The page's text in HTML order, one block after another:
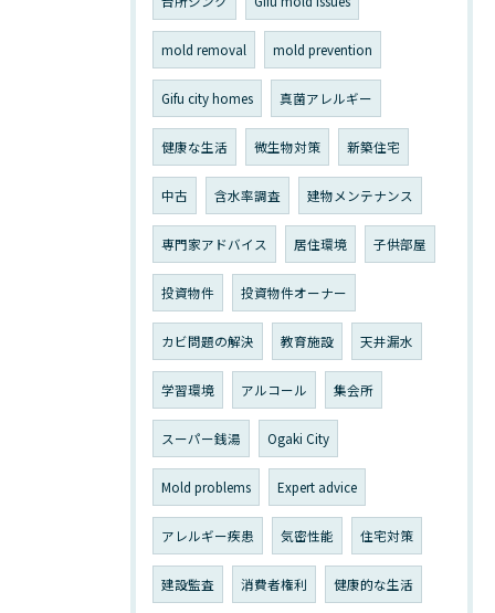
mold removal mold prevention
Gifu city homes 真菌アレルギー
健康な生活 微生物対策 新築住宅
中古 含水率調査 建物メンテナンス
専門家アドバイス 居住環境 子供部屋
投資物件 投資物件オーナー
カビ問題の解決 教育施設 天井漏水
学習環境 アルコール 集会所
スーパー銭湯 Ogaki City
Mold problems Expert advice
アレルギー疾患 気密性能 住宅対策
建設監査 消費者権利 健康的な生活